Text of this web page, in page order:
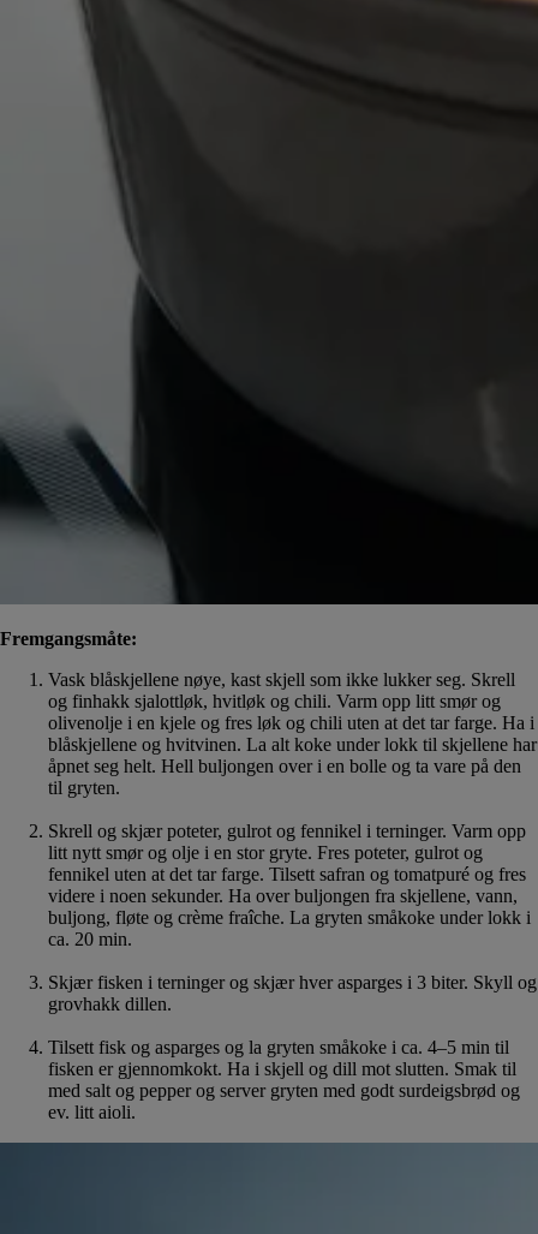
Fremgangsmåte:
Vask blåskjellene nøye, kast skjell som ikke lukker seg. Skrell
og finhakk sjalottløk, hvitløk og chili. Varm opp litt smør og
olivenolje i en kjele og fres løk og chili uten at det tar farge. Ha i
blåskjellene og hvitvinen. La alt koke under lokk til skjellene har
åpnet seg helt. Hell buljongen over i en bolle og ta vare på den
til gryten.
Skrell og skjær poteter, gulrot og fennikel i terninger. Varm opp
litt nytt smør og olje i en stor gryte. Fres poteter, gulrot og
fennikel uten at det tar farge. Tilsett safran og tomatpuré og fres
videre i noen sekunder. Ha over buljongen fra skjellene, vann,
buljong, fløte og crème fraîche. La gryten småkoke under lokk i
ca. 20 min.
Skjær fisken i terninger og skjær hver asparges i 3 biter. Skyll og
grovhakk dillen.
Tilsett fisk og asparges og la gryten småkoke i ca. 4–5 min til
fisken er gjennomkokt. Ha i skjell og dill mot slutten. Smak til
med salt og pepper og server gryten med godt surdeigsbrød og
ev. litt aioli.